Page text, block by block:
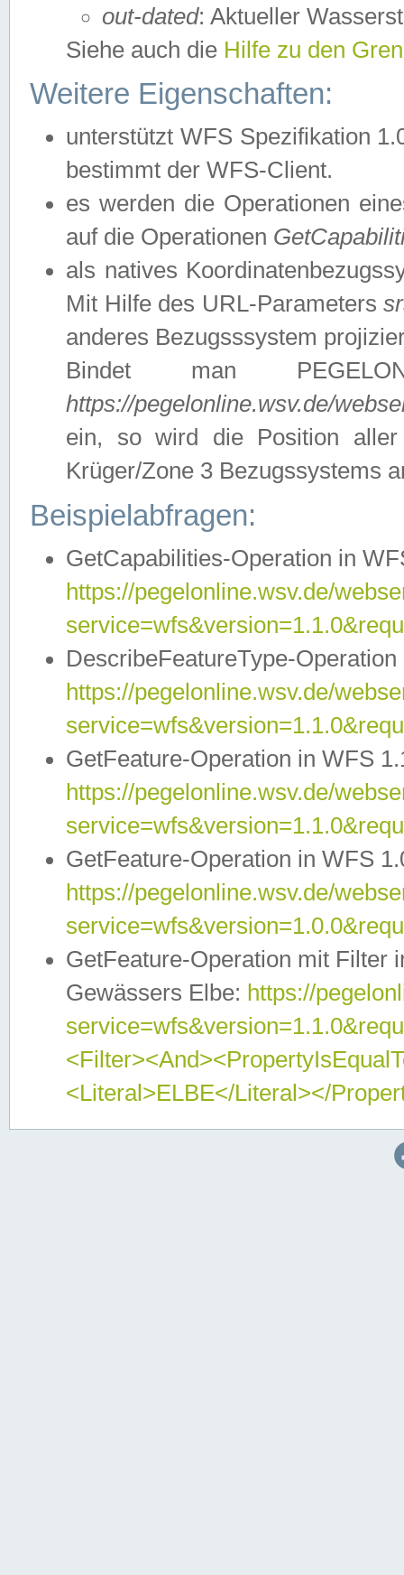
out-dated: Aktueller
Siehe auch die Hilfe zu den
Weitere Eigenschaften:
unterstützt WFS Spezifikation
bestimmt der WFS-Client.
es werden die Operationen
auf die Operationen
als natives
Mit Hilfe des URL-Parameters
anderes Bezugsssystem
Bindet man
https://pegelonline.wsv.de/
ein, so wird die Position
Krüger/Zone 3 Bezugssystems
Beispielabfragen:
GetCapabilities-Operation in
https://pegelonline.wsv.de/
DescribeFeatureType-
https://pegelonline.wsv.de/
GetFeature-Operation in WFS
https://pegelonline.wsv.de/
GetFeature-Operation in WFS
https://pegelonline.wsv.de/
GetFeature-Operation mit Filter
Gewässers Elbe: https://
<Literal>ELBE</Literal></